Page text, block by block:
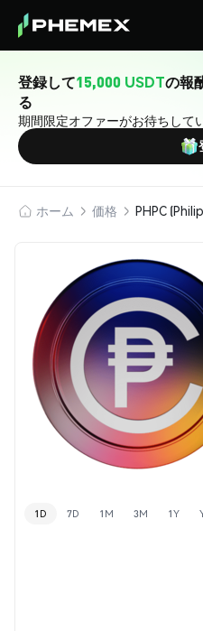
登録して15,000 USDTの報
る
期間限定オファーがお待ちして
ホーム 価格
1D 7D 1M 3M 1Y